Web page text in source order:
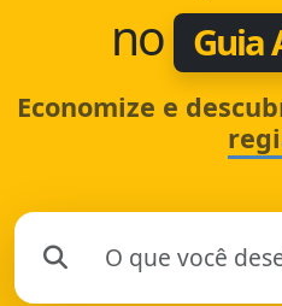
no
Guia
Economize e